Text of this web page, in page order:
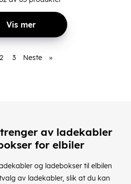
Vis mer
2 3 Neste »
av ladekabler
for elbiler
og ladebokser til elbilen
av ladekabler, slik at du kan